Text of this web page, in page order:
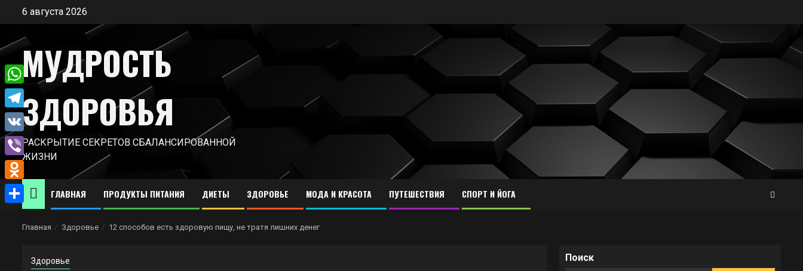
Перейти
содержимому
6 августа 2026
МУДРОСТЬ
ЗДОРОВЬЯ
РАСКРЫТИЕ СЕКРЕТОВ СБАЛАНСИРОВАННОЙ
ЖИЗНИ
ГЛАВНАЯ ПРОДУКТЫ ПИТАНИЯ ДИЕТЫ ЗДОРОВЬЕ МОДА И КРАСОТА ПУТЕШЕСТВИЯ СПОРТ И ЙОГА
Главная Здоровье 12 способов есть здоровую пищу, не тратя лишних денег
Здоровье Поиск
WhatsApp
Telegram
VK
Viber
Odnoklassniki
Отправить